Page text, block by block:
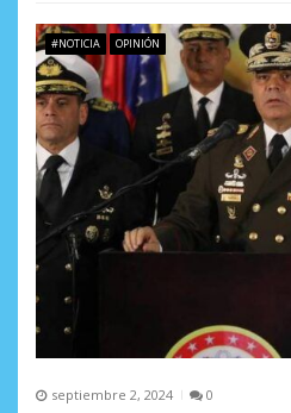
#NOTICIA OPINIÓN
septiembre 2, 2024 0